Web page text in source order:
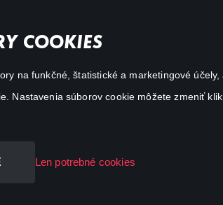
COOKIES
na funkčné, štatistické a marketingové
Nastavenia súborov cookie môžete zmeniť
Len potrebné cookies